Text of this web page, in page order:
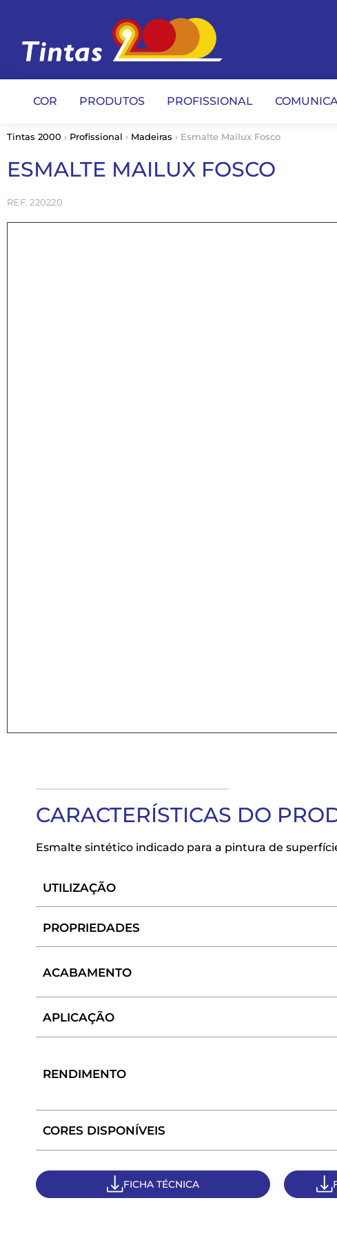
COR PRODUTOS PROFISSIONAL
Tintas 2000 › Profissional › Madeiras › Esmalte Mailux Fosco
ESMALTE MAILUX FOSCO
220220
CARACTERÍSTICAS DO
Esmalte sintético indicado para a pintura de
UTILIZAÇÃO
PROPRIEDADES
ACABAMENTO
APLICAÇÃO
RENDIMENTO
CORES DISPONÍVEIS
FICHA TÉCNICA